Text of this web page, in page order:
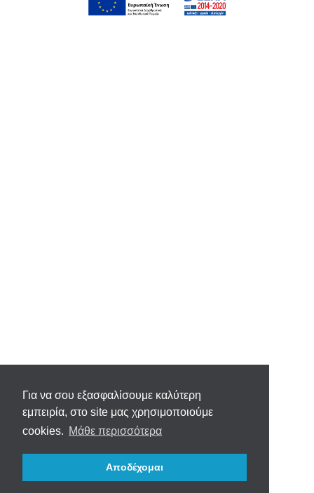
Για να σου εξασφαλίσουμε καλύτερη
εμπειρία, στο site μας χρησιμοποιούμε
cookies. Μάθε περισσότερα
Αποδέχομαι